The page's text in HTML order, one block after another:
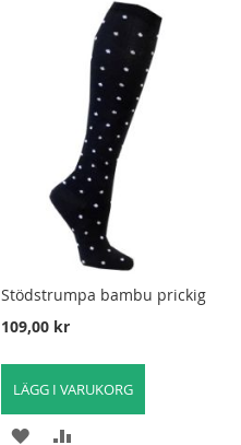
ÖNSKELISTA
TILL
FÖR
ATT
JÄMFÖRA
Stödstrumpa bambu prickig
109,00 kr
LÄGG I VARUKORG
LÄGG